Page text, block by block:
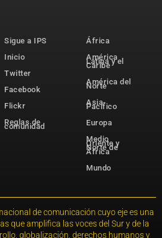
Sigue a IPS
Inicio
Twitter
Facebook
Flickr
Reglas de
comunidad
África
América
Latina y el
Caribe
América del
Norte
Asia-
Pacífico
Europa
Medio
Oriente y
Norte de
África
Mundo
de comunicación cuyo eje es una
que amplifica las voces del Sur y de la
globalización, derechos humanos y